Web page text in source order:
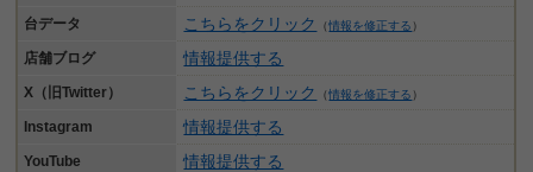
台データ こちらをクリック （情報を修正する ）
店舗ブログ 情報提供する
X（旧Twitter） こちらをクリック （情報を修正する ）
Instagram 情報提供する
YouTube 情報提供する